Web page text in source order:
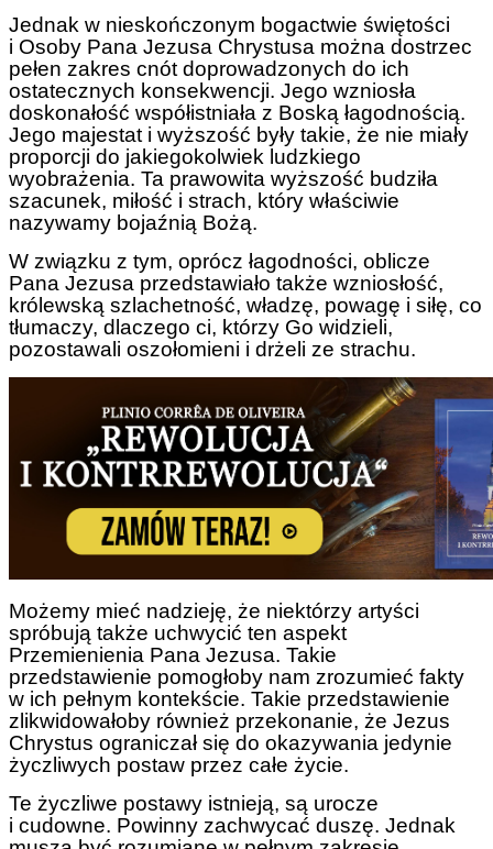
Jednak w nieskończonym bogactwie świętości
i Osoby Pana Jezusa Chrystusa można dostrzec
pełen zakres cnót doprowadzonych do ich
ostatecznych konsekwencji. Jego wzniosła
doskonałość współistniała z Boską łagodnością.
Jego majestat i wyższość były takie, że nie miały
proporcji do jakiegokolwiek ludzkiego
wyobrażenia. Ta prawowita wyższość budziła
szacunek, miłość i strach, który właściwie
nazywamy bojaźnią Bożą.
W związku z tym, oprócz łagodności, oblicze
Pana Jezusa przedstawiało także wzniosłość,
królewską szlachetność, władzę, powagę i siłę, co
tłumaczy, dlaczego ci, którzy Go widzieli,
pozostawali oszołomieni i drżeli ze strachu.
Możemy mieć nadzieję, że niektórzy artyści
spróbują także uchwycić ten aspekt
Przemienienia Pana Jezusa. Takie
przedstawienie pomogłoby nam zrozumieć fakty
w ich pełnym kontekście. Takie przedstawienie
zlikwidowałoby również przekonanie, że Jezus
Chrystus ograniczał się do okazywania jedynie
życzliwych postaw przez całe życie.
Te życzliwe postawy istnieją, są urocze
i cudowne. Powinny zachwycać duszę. Jednak